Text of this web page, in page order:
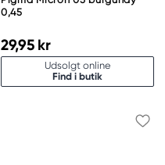
0,45
29,95 kr
Udsolgt online
Find i butik